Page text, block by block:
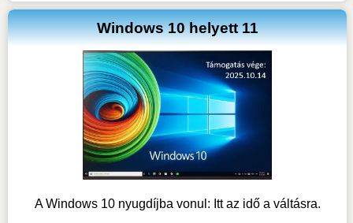
Windows 10 helyett 11
A Windows 10 nyugdíjba vonul: Itt az idő a váltásra.